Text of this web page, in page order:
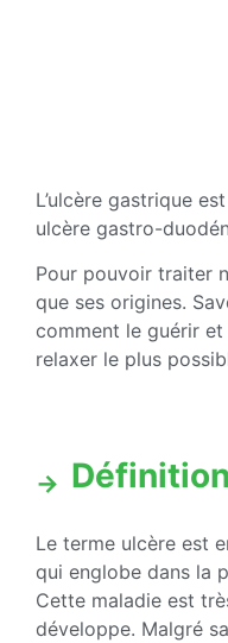
L’ulcère gastrique
ulcère gastro-
Pour pouvoir traiter
que ses origines.
comment le guérir
relaxer le plus
Le terme ulcère est
qui englobe dans la
Cette maladie est
développe. Malgré